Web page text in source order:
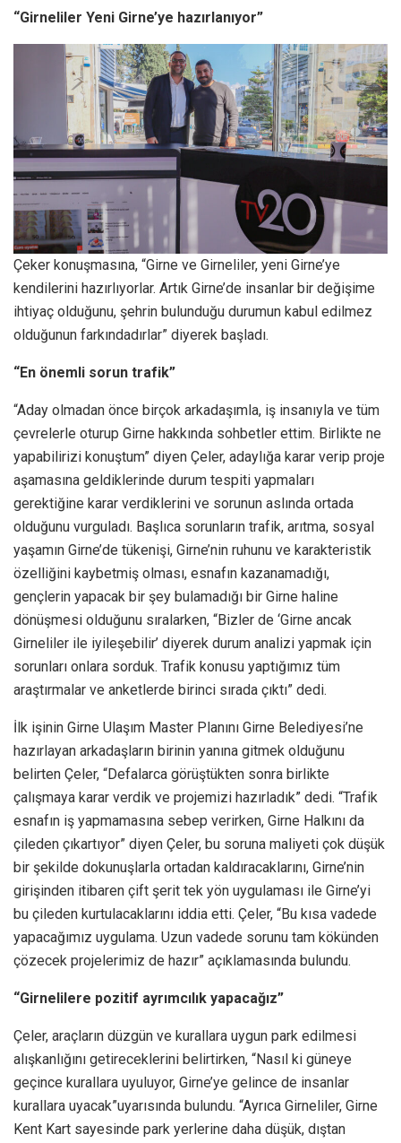
“Girneliler Yeni Girne’ye hazırlanıyor”
Çeker konuşmasına, “Girne ve Girneliler, yeni Girne’ye
kendilerini hazırlıyorlar. Artık Girne’de insanlar bir değişime
ihtiyaç olduğunu, şehrin bulunduğu durumun kabul edilmez
olduğunun farkındadırlar” diyerek başladı.
“En önemli sorun trafik”
“Aday olmadan önce birçok arkadaşımla, iş insanıyla ve tüm
çevrelerle oturup Girne hakkında sohbetler ettim. Birlikte ne
yapabilirizi konuştum” diyen Çeler, adaylığa karar verip proje
aşamasına geldiklerinde durum tespiti yapmaları
gerektiğine karar verdiklerini ve sorunun aslında ortada
olduğunu vurguladı. Başlıca sorunların trafik, arıtma, sosyal
yaşamın Girne’de tükenişi, Girne’nin ruhunu ve karakteristik
özelliğini kaybetmiş olması, esnafın kazanamadığı,
gençlerin yapacak bir şey bulamadığı bir Girne haline
dönüşmesi olduğunu sıralarken, “Bizler de ‘Girne ancak
Girneliler ile iyileşebilir’ diyerek durum analizi yapmak için
sorunları onlara sorduk. Trafik konusu yaptığımız tüm
araştırmalar ve anketlerde birinci sırada çıktı” dedi.
İlk işinin Girne Ulaşım Master Planını Girne Belediyesi’ne
hazırlayan arkadaşların birinin yanına gitmek olduğunu
belirten Çeler, “Defalarca görüştükten sonra birlikte
çalışmaya karar verdik ve projemizi hazırladık” dedi. “Trafik
esnafın iş yapmamasına sebep verirken, Girne Halkını da
çileden çıkartıyor” diyen Çeler, bu soruna maliyeti çok düşük
bir şekilde dokunuşlarla ortadan kaldıracaklarını, Girne’nin
girişinden itibaren çift şerit tek yön uygulaması ile Girne’yi
bu çileden kurtulacaklarını iddia etti. Çeler, “Bu kısa vadede
yapacağımız uygulama. Uzun vadede sorunu tam kökünden
çözecek projelerimiz de hazır” açıklamasında bulundu.
“Girnelilere pozitif ayrımcılık yapacağız”
Çeler, araçların düzgün ve kurallara uygun park edilmesi
alışkanlığını getireceklerini belirtirken, “Nasıl ki güneye
geçince kurallara uyuluyor, Girne’ye gelince de insanlar
kurallara uyacak”uyarısında bulundu. “Ayrıca Girneliler, Girne
Kent Kart sayesinde park yerlerine daha düşük, dıştan